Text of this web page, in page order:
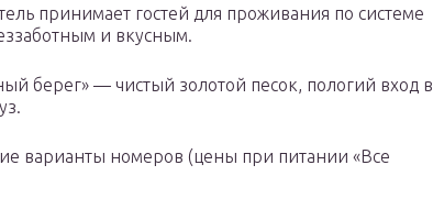
принимает гостей для проживания по системе
и вкусным.
берег» — чистый золотой песок, пологий вход в
варианты номеров (цены при питании «Все